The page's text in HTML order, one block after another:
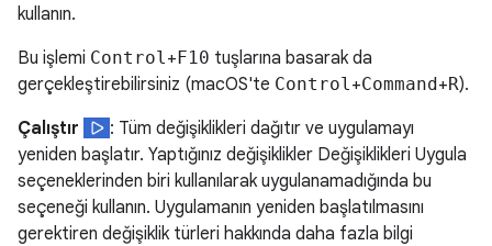
kullanın.
Bu işlemi Control +F10 tuşlarına basarak da
gerçekleştirebilirsiniz (macOS'te Control +Command+R).
Çalıştır
: Tüm değişiklikleri dağıtır ve uygulamayı
yeniden başlatır. Yaptığınız değişiklikler Değişiklikleri Uygula
seçeneklerinden biri kullanılarak uygulanamadığında bu
seçeneği kullanın. Uygulamanın yeniden başlatılmasını
gerektiren değişiklik türleri hakkında daha fazla bilgi